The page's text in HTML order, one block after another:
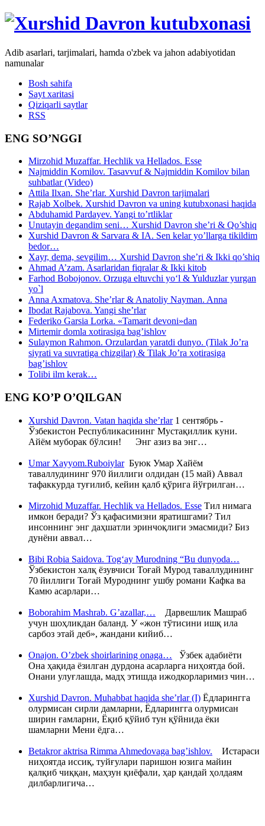
Adib asarlari, tarjimalari, hamda o'zbek va jahon adabiyotidan
namunalar
Bosh sahifa
Sayt xaritasi
Qiziqarli saytlar
RSS
ENG SO’NGGI
Mirzohid Muzaffar. Hechlik va Hellados. Esse
Najmiddin Komilov. Tasavvuf & Najmiddin Komilov bilan
suhbatlar (Video)
Attila Ilxan. She’rlar. Xurshid Davron tarjimalari
Rajab Xolbek. Xurshid Davron va uning kutubxonasi haqida
Abduhamid Pardayev. Yangi to’rtliklar
Unutayin degandim seni… Xurshid Davron she’ri & Qo’shiq
Xurshid Davron & Sarvara & IA. Sen kelar yo’llarga tikildim
bedor…
Xayr, dema, sevgilim… Xurshid Davron she’ri & Ikki qo’shiq
Ahmad A’zam. Asarlaridan fiqralar & Ikki kitob
Farhod Bobojonov. Orzuga eltuvchi yo‘l & Yulduzlar yurgan
yo`l
Anna Axmatova. She’rlar & Anatoliy Nayman. Anna
Ibodat Rajabova. Yangi she’rlar
Federiko Garsia Lorka. «Tamarit devoni»dan
Mirtemir domla xotirasiga bag’ishlov
Sulaymon Rahmon. Orzulardan yaratdi dunyo. (Tilak Jo’ra
siyrati va suvratiga chizgilar) & Tilak Jo’ra xotirasiga
bag’ishlov
Tolibi ilm kerak…
ENG KO’P O’QILGAN
Xurshid Davron. Vatan haqida she’rlar1 сентябрь -
Ўзбекистон Республикасининг Мустақиллик куни.
Айём муборак бўлсин! Энг азиз ва энг…
Umar Xayyom.RuboiylarБуюк Умар Хайём
таваллудининг 970 йиллиги олдидан (15 май) Аввал
тафаккурда туғилиб, кейин қалб қўрига йўғрилган…
Mirzohid Muzaffar. Hechlik va Hellados. Esse Тил нимага
имкон беради? Ўз қафасимизни яратишгами? Тил
инсоннинг энг даҳшатли эринчоқлиги эмасмиди? Биз
дунёни аввал…
Bibi Robia Saidova. Tog‘ay Murodning “Bu dunyoda…
Ўзбекистон халқ ёзувчиси Тоғай Мурод таваллудининг
70 йиллиги Тоғай Муроднинг ушбу романи Кафка ва
Камю асарлари…
Boborahim Mashrab. G’azallar,… Дарвешлик Машраб
учун шоҳликдан баланд. У «жон тўтисини ишқ ила
сарбоз этай деб», жандани кийиб…
Onajon. O’zbek shoirlarining onaga… Ўзбек адабиёти
Она ҳақида ёзилган дурдона асарларга ниҳоятда бой.
Онани улуғлашда, мадҳ этишда ижодкорларимиз чин…
Xurshid Davron. Muhabbat haqida she’rlar (I) Ёдларингга
олурмисан сирли дамларни, Ёдларингга олурмисан
ширин ғамларни, Ёқиб қўйиб тун қўйнида ёки
шамларни Мени ёдга…
Betakror aktrisa Rimma Ahmedovaga bag’ishlov. Истараси
ниҳоятда иссиқ, туйғулари паришон юзига майин
қалқиб чиққан, маҳзун қиёфали, ҳар қандай ҳолдаям
дилбарлигича…